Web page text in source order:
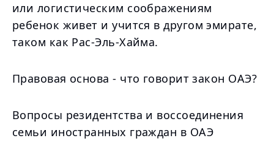
или логистическим соображениям
ребенок живет и учится в другом эмирате,
таком как Рас-Эль-Хайма.
Правовая основа - что говорит закон ОАЭ?
Вопросы резидентства и воссоединения
семьи иностранных граждан в ОАЭ